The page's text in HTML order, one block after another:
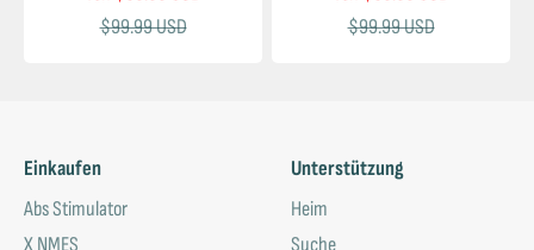
Regulärer Preis
$99.99 USD
Regulärer Preis
$99.99 USD
Einkaufen
Abs Stimulator
X NMES
Unterstützung
Heim
Suche